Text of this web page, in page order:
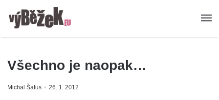
Všechno je naopak…
Michal Šafus 26. 1. 2012